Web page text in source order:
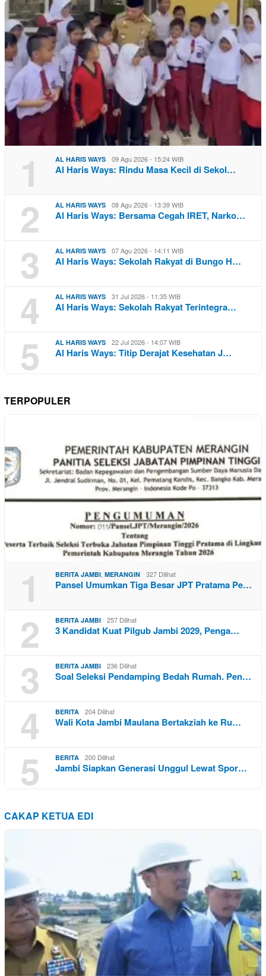
1 AL HARIS WAYS 09 Agu 2026 - 15:24 WIB
Al Haris Ways: Rindu Masa Kecil di Sekol…
2 AL HARIS WAYS 08 Agu 2026 - 13:39 WIB
Al Haris Ways: Bersama Cegah IRET, Narko…
3 AL HARIS WAYS 07 Agu 2026 - 14:11 WIB
Al Haris Ways: Sekolah Rakyat di Bungo H…
4 AL HARIS WAYS 31 Jul 2026 - 11:35 WIB
Al Haris Ways: Sekolah Rakyat Terintegra…
5 AL HARIS WAYS 22 Jul 2026 - 14:07 WIB
Al Haris Ways: Titip Derajat Kesehatan J…
TERPOPULER
1 BERITA JAMBI, MERANGIN 327 Dilihat
Pansel Umumkan Tiga Besar JPT Pratama Pe…
2 BERITA JAMBI 257 Dilihat
3 Kandidat Kuat Pilgub Jambi 2029, Penga…
3 BERITA JAMBI 236 Dilihat
Soal Seleksi Pendamping Bedah Rumah. Pen…
4 BERITA 204 Dilihat
Wali Kota Jambi Maulana Bertakziah ke Ru…
5 BERITA 200 Dilihat
Jambi Siapkan Generasi Unggul Lewat Spor…
CAKAP KETUA EDI